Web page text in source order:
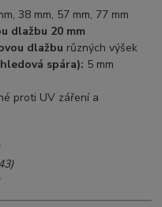
38 mm, 57 mm, 77 mm
dlažbu 20 mm
dlažbu různých výšek
spára): 5 mm
proti UV záření a